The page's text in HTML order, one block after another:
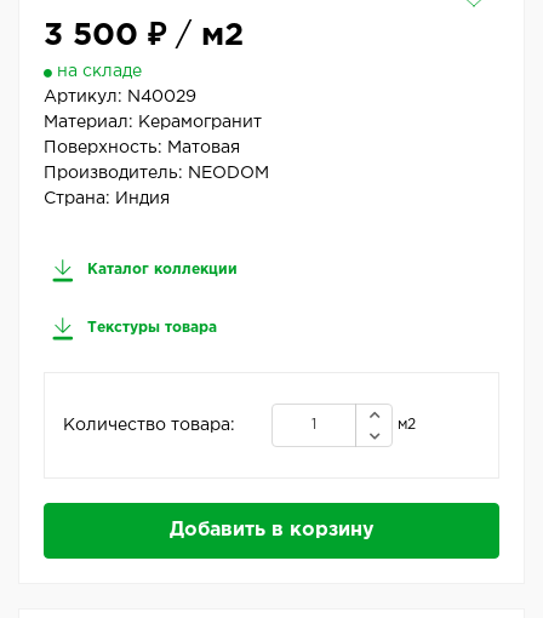
3 500 ₽/ м2
на складе
Артикул: N40029
Материал: Керамогранит
Поверхность: Матовая
Производитель: NEODOM
Страна: Индия
Каталог коллекции
Текстуры товара
Количество товара: м2
Добавить в корзину